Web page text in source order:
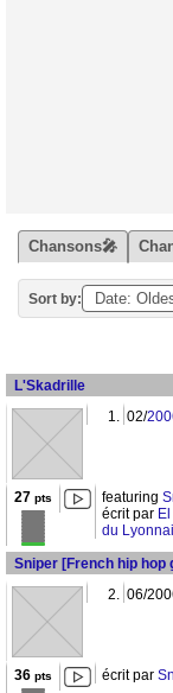
Chansons🎤
Sort by:
L'Skadrille
1. 02/
27 pts featuring
écrit par
du
Sniper [French hip hop
2. 06/
36 pts écrit par